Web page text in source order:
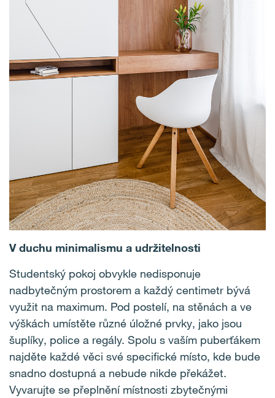
V duchu minimalismu a udržitelnosti
Studentský pokoj obvykle nedisponuje
nadbytečným prostorem a každý centimetr bývá
využit na maximum. Pod postelí, na stěnách a ve
výškách umístěte různé úložné prvky, jako jsou
šuplíky, police a regály. Spolu s vaším puberťákem
najděte každé věci své specifické místo, kde bude
snadno dostupná a nebude nikde překážet.
Vyvarujte se přeplnění místnosti zbytečnými